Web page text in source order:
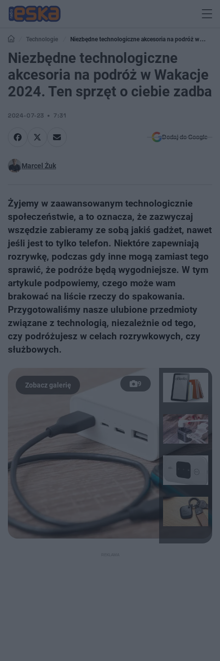
Technologie
Niezbędne technologiczne akcesoria na podróż w
Wakacje 2024. Ten sprzęt o ciebie zadba
Niezbędne technologiczne
akcesoria na podróż w Wakacje
2024. Ten sprzęt o ciebie zadba
2024-07-23 7:31
Dodaj do Google
Marcel Żuk
Żyjemy w zaawansowanym technologicznie
społeczeństwie, a to oznacza, że ​​zazwyczaj
wszędzie zabieramy ze sobą jakiś gadżet, nawet
jeśli jest to tylko telefon. Niektóre zapewniają
rozrywkę, podczas gdy inne mogą zamiast tego
sprawić, że podróże będą wygodniejsze. W tym
artykule podpowiemy, czego może wam
brakować na liście rzeczy do spakowania.
Przygotowaliśmy nasze ulubione przedmioty
związane z technologią, niezależnie od tego,
czy podróżujesz w celach rozrywkowych, czy
służbowych.
9